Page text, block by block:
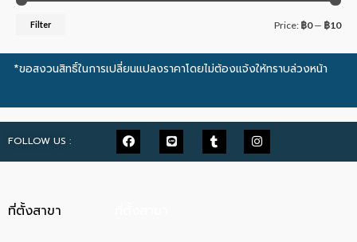
Filter Price: ฿0— ฿10
*ขอสงวนสิทธิ์ในการเปลี่ยนแปลงราคาโดยไม่ต้องแจ้งให้ทราบล่วงหน้า
FOLLOW US :
ที่ตั้งสาขา